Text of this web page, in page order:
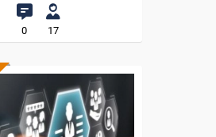
0 17
Formación 100%
subvencionada.